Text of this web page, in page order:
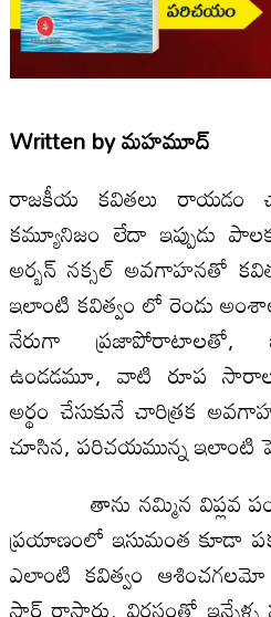
Written byమహమూద్
రాజకీయ కవితలు రాయడం
కమ్యూనిజం లేదా ఇప్పుడు
అర్బన్ నక్సల్ అవగాహనతో
ఇలాంటి కవిత్వం లో రెండు
నేరుగా ప్రజాపోరాటాలతో,
ఉండడమూ, వాటి రూప
అర్థం చేసుకునే చారిత్రక
చూసిన, పరిచయమున్న ఇలాంటి
తాను నమ్మిన విప్లవ
ప్రయాణంలో ఇసుమంత కూడా
ఎలాంటి కవిత్వం